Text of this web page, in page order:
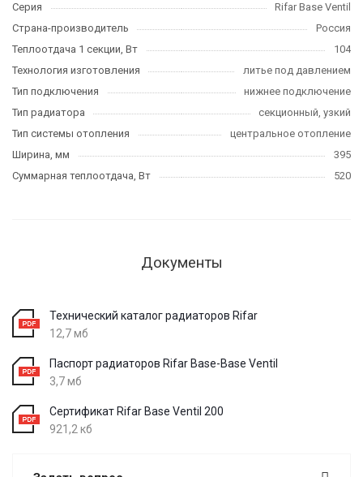
Серия
Rifar Base Ventil
Страна-производитель
Россия
Теплоотдача 1 секции, Вт
104
Технология изготовления
литье под давлением
Тип подключения
нижнее подключение
Тип радиатора
секционный, узкий
Тип системы отопления
центральное отопление
Ширина, мм
395
Суммарная теплоотдача, Вт
520
Документы
Технический каталог радиаторов Rifar
12,7 мб
Паспорт радиаторов Rifar Base-Base Ventil
3,7 мб
Сертификат Rifar Base Ventil 200
921,2 кб